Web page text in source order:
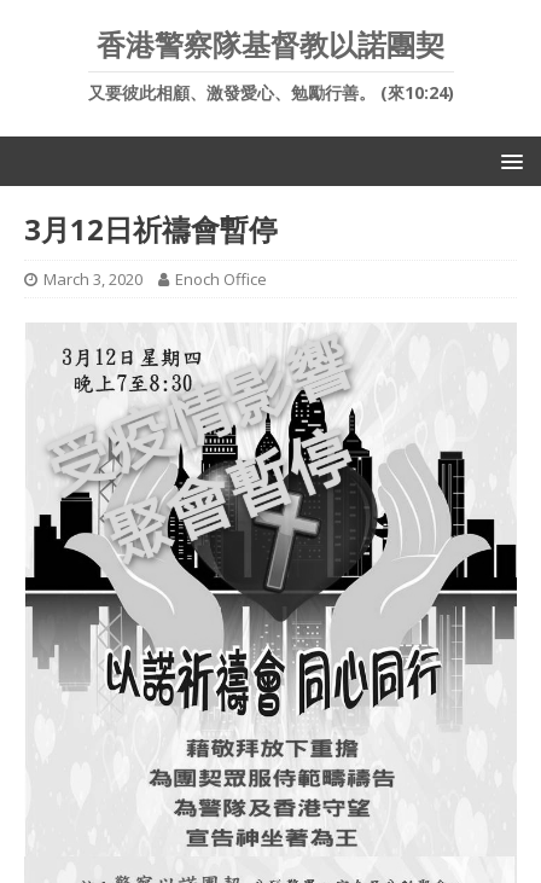
香港警察隊基督教以諾團契
又要彼此相顧、激發愛心、勉勵行善。 (來10:24)
3月12日祈禱會暫停
March 3, 2020 Enoch Office